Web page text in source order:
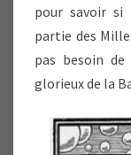
pour savoir si
partie des
pas besoin de
glorieux de la